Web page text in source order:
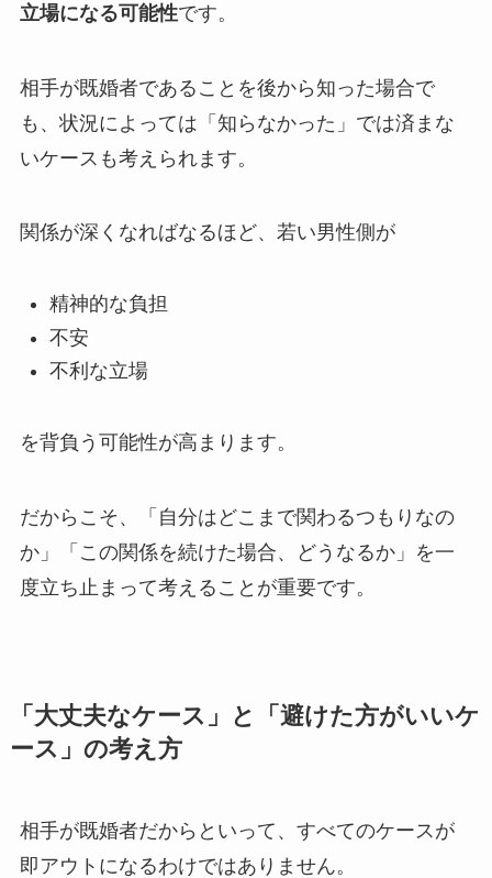
立場になる可能性です。
相手が既婚者であることを後から知った場合で
も、状況によっては「知らなかった」では済まな
いケースも考えられます。
関係が深くなればなるほど、若い男性側が
精神的な負担
不安
不利な立場
を背負う可能性が高まります。
だからこそ、「自分はどこまで関わるつもりなの
か」「この関係を続けた場合、どうなるか」を一
度立ち止まって考えることが重要です。
「大丈夫なケース」と「避けた方がいいケ
ース」の考え方
相手が既婚者だからといって、すべてのケースが
即アウトになるわけではありません。